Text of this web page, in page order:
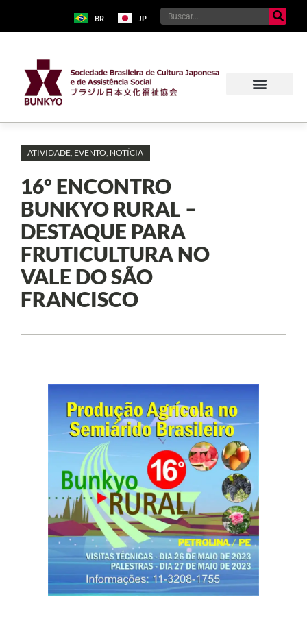
BR JP
ATIVIDADE EVENTO NOTÍCIA
16º ENCONTRO
BUNKYO RURAL –
DESTAQUE PARA
FRUTICULTURA NO
VALE DO SÃO
FRANCISCO